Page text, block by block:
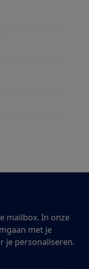
informatie voor
Bediening via app
mailbox. In onze
met je
je personaliseren.